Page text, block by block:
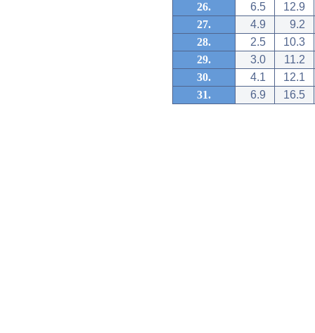
26.
6.5
12.9
27.
4.9
9.2
28.
2.5
10.3
29.
3.0
11.2
30.
4.1
12.1
31.
6.9 16.5